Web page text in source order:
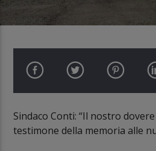
Sindaco Conti: “Il nostro
testimone della memoria alle